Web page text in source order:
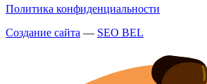
Политика конфиденциальности
Создание сайта — SEO BEL